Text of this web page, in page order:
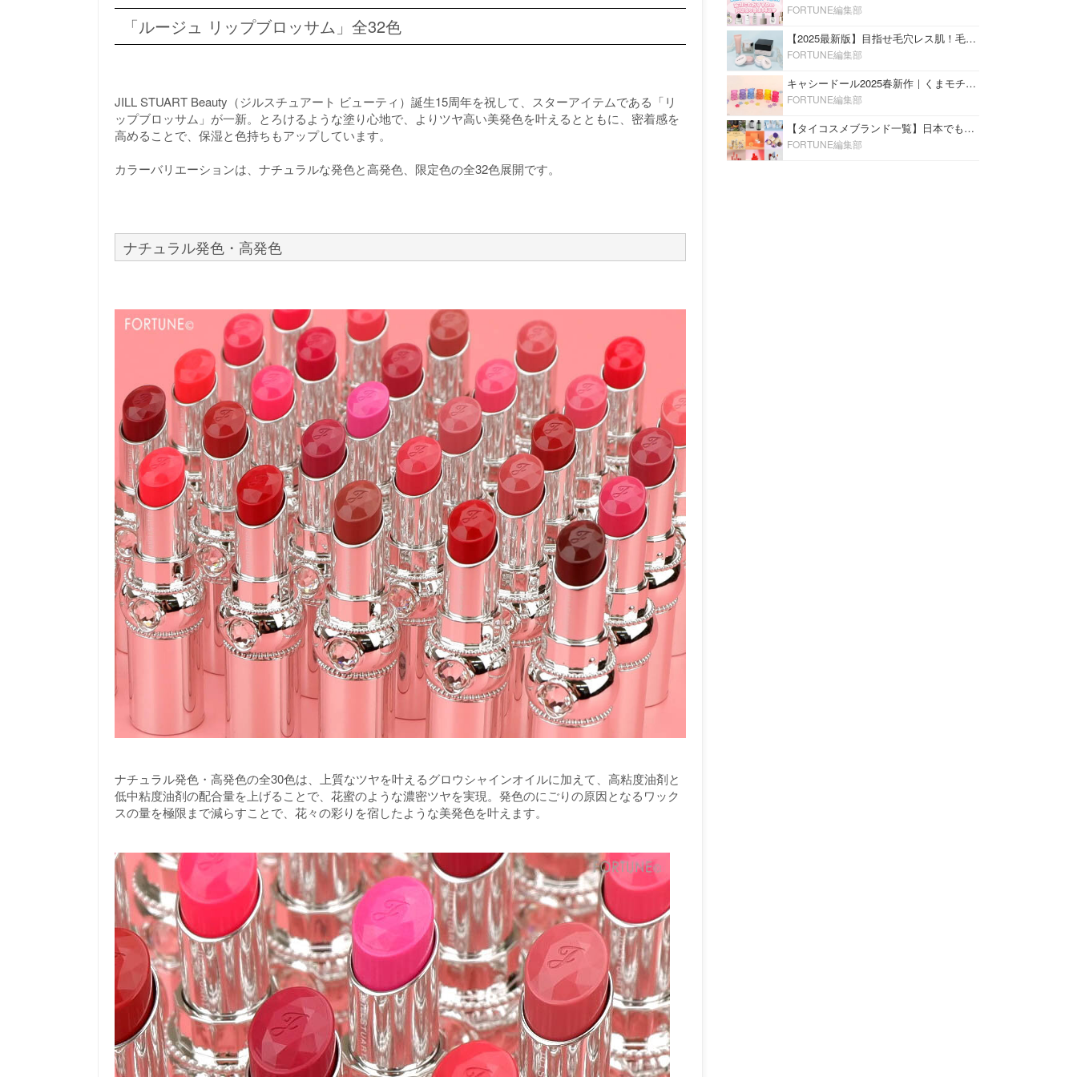
「ルージュ リップブロッサム」全32色
JILL STUART Beauty（ジルスチュアート ビューティ）誕生15周年を祝して、スターアイテムである「リ
ップブロッサム」が一新。とろけるような塗り心地で、よりツヤ高い美発色を叶えるとともに、密着感を
高めることで、保湿と色持ちもアップしています。
カラーバリエーションは、ナチュラルな発色と高発色、限定色の全32色展開です。
ナチュラル発色・高発色
ナチュラル発色・高発色の全30色は、上質なツヤを叶えるグロウシャインオイルに加えて、高粘度油剤と
低中粘度油剤の配合量を上げることで、花蜜のような濃密ツヤを実現。発色のにごりの原因となるワック
スの量を極限まで減らすことで、花々の彩りを宿したような美発色を叶えます。
FORTUNE編集部
【2025最新版】目指せ毛穴レス肌！毛穴を埋めて隠す「おすすめ部分用下地＆プライマー」ランキング♡
FORTUNE編集部
キャシードール2025春新作｜くまモチーフのミニリップ「シャイニーベア リップモイスト」をレビュー♡
FORTUNE編集部
【タイコスメブランド一覧】日本でも人気沸騰中の“タイコスメ”ブランド20選！
FORTUNE編集部